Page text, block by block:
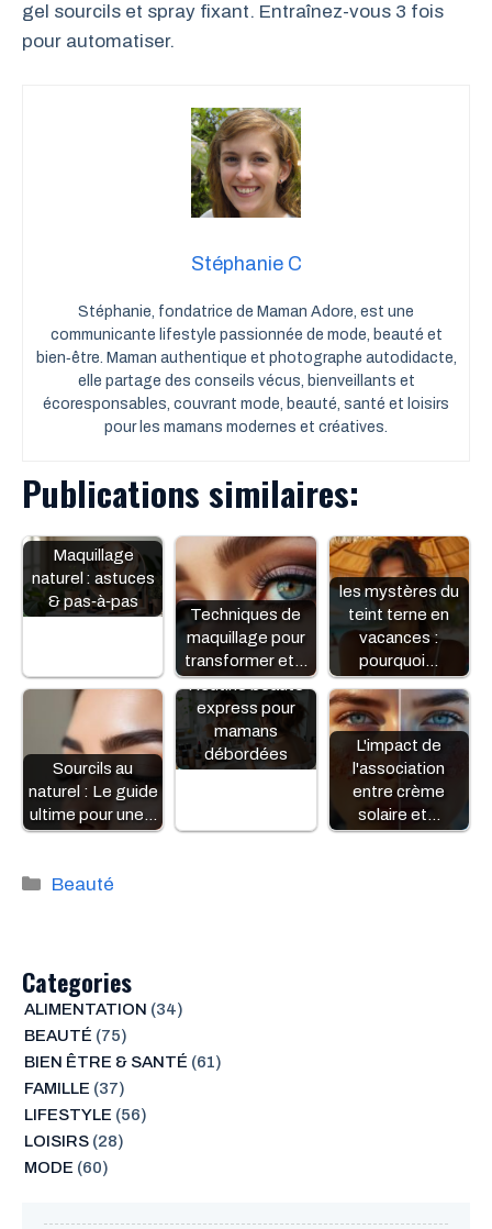
gel sourcils et spray fixant. Entraînez-vous 3 fois
pour automatiser.
Stéphanie C
Stéphanie, fondatrice de Maman Adore, est une
communicante lifestyle passionnée de mode, beauté et
bien‑être. Maman authentique et photographe autodidacte,
elle partage des conseils vécus, bienveillants et
écoresponsables, couvrant mode, beauté, santé et loisirs
pour les mamans modernes et créatives.
Publications similaires:
Maquillage
naturel : astuces
& pas‑à‑pas
Techniques de
maquillage pour
transformer et…
les mystères du
teint terne en
vacances :
pourquoi…
Sourcils au
naturel : Le guide
ultime pour une…
Routine beauté
express pour
mamans
débordées
L'impact de
l'association
entre crème
solaire et…
Catégories
Beauté
Categories
ALIMENTATION (34)
BEAUTÉ (75)
BIEN ÊTRE & SANTÉ (61)
FAMILLE (37)
LIFESTYLE (56)
LOISIRS(28)
MODE (60)